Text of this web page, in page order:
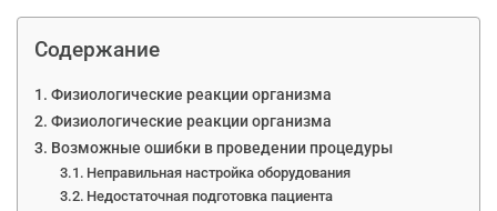
Содержание
Физиологические реакции организма
Физиологические реакции организма
Возможные ошибки в проведении процедуры
Неправильная настройка оборудования
Недостаточная подготовка пациента